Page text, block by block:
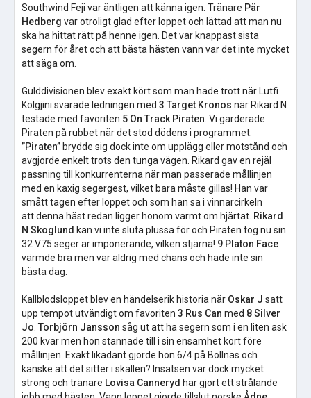
Southwind Feji var äntligen att känna igen. Tränare Pär
Hedberg var otroligt glad efter loppet och lättad att man nu
ska ha hittat rätt på henne igen. Det var knappast sista
segern för året och att bästa hästen vann var det inte mycket
att säga om.
Gulddivisionen blev exakt kört som man hade trott när Lutfi
Kolgjini svarade ledningen med 3 Target Kronos när Rikard N
testade med favoriten 5 On Track Piraten . Vi garderade
Piraten på rubbet när det stod dödens i programmet.
”Piraten” brydde sig dock inte om upplägg eller motstånd och
avgjorde enkelt trots den tunga vägen. Rikard gav en rejäl
passning till konkurrenterna när man passerade mållinjen
med en kaxig segergest, vilket bara måste gillas! Han var
smått tagen efter loppet och som han sa i vinnarcirkeln
att denna häst redan ligger honom varmt om hjärtat. Rikard
N Skoglund kan vi inte sluta plussa för och Piraten tog nu sin
32 V75 seger är imponerande, vilken stjärna! 9 Platon Face
värmde bra men var aldrig med chans och hade inte sin
bästa dag.
Kallblodsloppet blev en händelserik historia när Oskar J satt
upp tempot utvändigt om favoriten 3 Rus Can med 8 Silver
Jo Torbjörn Jansson såg ut att ha segern som i en liten ask
200 kvar men hon stannade till i sin ensamhet kort före
mållinjen. Exakt likadant gjorde hon 6/4 på Bollnäs och
kanske att det sitter i skallen? Insatsen var dock mycket
strong och tränare Lovisa Canneryd har gjort ett strålande